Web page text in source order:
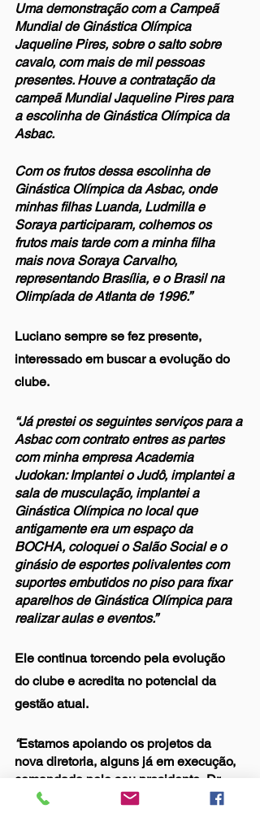
Uma demonstração com a Campeã
Mundial de Ginástica Olímpica
Jaqueline Pires, sobre o salto sobre
cavalo, com mais de mil pessoas
presentes. Houve a contratação da
campeã Mundial Jaqueline Pires para
a escolinha de Ginástica Olímpica da
Asbac.
Com os frutos dessa escolinha de
Ginástica Olímpica da Asbac, onde
minhas filhas Luanda, Ludmilla e
Soraya participaram, colhemos os
frutos mais tarde com a minha filha
mais nova Soraya Carvalho,
representando Brasília, e o Brasil na
Olimpíada de Atlanta de 1996.”
Luciano sempre se fez presente,
interessado em buscar a evolução do
clube.
“Já prestei os seguintes serviços para a
Asbac com contrato entres as partes
com minha empresa Academia
Judokan: Implantei o Judô, implantei a
sala de musculação, implantei a
Ginástica Olímpica no local que
antigamente era um espaço da
BOCHA, coloquei o Salão Social e o
ginásio de esportes polivalentes com
suportes embutidos no piso para fixar
aparelhos de Ginástica Olímpica para
realizar aulas e eventos.”
Ele continua torcendo pela evolução
do clube e acredita no potencial da
gestão atual.
“Estamos apoiando os projetos da
nova diretoria, alguns já em execução,
comandada pelo seu presidente, Dr.
Júlio Leite Cardoso, com certeza esses